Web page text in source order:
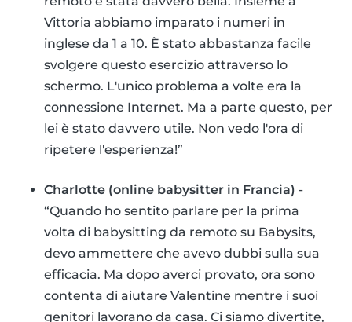
Vittoria abbiamo imparato i numeri in
inglese da 1 a 10. È stato abbastanza facile
svolgere questo esercizio attraverso lo
schermo. L'unico problema a volte era la
connessione Internet. Ma a parte questo, per
lei è stato davvero utile. Non vedo l'ora di
ripetere l'esperienza!”
Charlotte (online babysitter in Francia) -
“Quando ho sentito parlare per la prima
volta di babysitting da remoto su Babysits,
devo ammettere che avevo dubbi sulla sua
efficacia. Ma dopo averci provato, ora sono
contenta di aiutare Valentine mentre i suoi
genitori lavorano da casa. Ci siamo divertite,